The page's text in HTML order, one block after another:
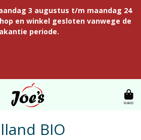
3 augustus t/m maandag 24
en winkel gesloten vanwege de
periode.
MAND
BIO